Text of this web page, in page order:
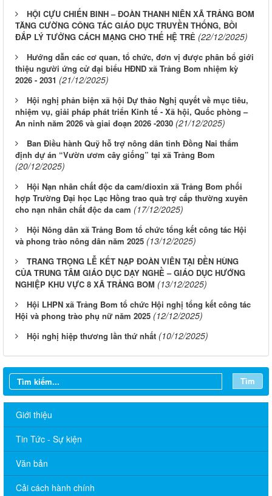
HỘI CỰU CHIẾN BINH – ĐOÀN THANH NIÊN XÃ TRẢNG BOM
TĂNG CƯỜNG CÔNG TÁC GIÁO DỤC TRUYỀN THỐNG, BỒI
ĐẮP LÝ TƯỞNG CÁCH MẠNG CHO THẾ HỆ TRẺ (22/12/2025)
Hướng dẫn các cơ quan, tổ chức, đơn vị được phân bổ giới
thiệu người ứng cử đại biểu HĐND xã Trảng Bom nhiệm kỳ
2026 - 2031 (21/12/2025)
Hội nghị phản biện xã hội Dự thảo Nghị quyết về mục tiêu,
nhiệm vụ, giải pháp phát triển Kinh tế - Xã hội, Quốc phòng –
An ninh năm 2026 và giai đoạn 2026 -2030 (21/12/2025)
Ban Điều hành Quỹ hỗ trợ nông dân tỉnh Đồng Nai thẩm
định dự án “Vườn ươm cây giống” tại xã Trảng Bom
(20/12/2025)
Hội Nạn nhân chất độc da cam/dioxin xã Trảng Bom phối
hợp Trường Đại học Lạc Hồng trao quà trợ cấp thường xuyên
cho nạn nhân chất độc da cam (17/12/2025)
Hội Nông dân xã Trảng Bom tổ chức tổng kết công tác Hội
và phong trào nông dân năm 2025 (13/12/2025)
TRANG TRỌNG LỄ KẾT NẠP ĐOÀN VIÊN TẠI ĐỀN HÙNG
CỦA TRUNG TÂM GIÁO DỤC DẠY NGHỀ – GIÁO DỤC HƯỚNG
NGHIỆP KHU VỰC 8 XÃ TRẢNG BOM (13/12/2025)
Hội LHPN xã Trảng Bom tổ chức Hội nghị tổng kết công tác
Hội và phong trào phụ nữ năm 2025 (12/12/2025)
Hội nghị hiệp thương lần thứ nhất (10/12/2025)
Tìm
Giới thiệu
Tin Tức - Sự kiện
Văn bản
Cải cách hành chính